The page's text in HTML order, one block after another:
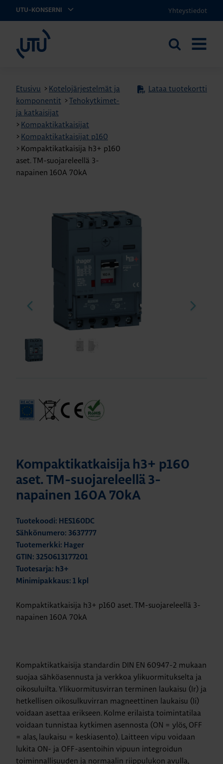
UTU-KONSERNI Yhteystiedot
Etsi
Etusivu > Kotelojärjestelmät ja
komponentit >Tehokytkimet-
ja katkaisijat
> Kompaktikatkaisijat
> Kompaktikatkaisijat p160
> Kompaktikatkaisija h3+ p160
aset. TM-suojareleellä 3-
napainen 160A 70kA
Lataa tuotekortti
Kompaktikatkaisija h3+ p160
aset. TM-suojareleellä 3-
napainen 160A 70kA
Tuotekoodi: HES160DC
Sähkönumero: 3637777
Tuotemerkki: Hager
GTIN: 3250613177201
Tuotesarja: h3+
Minimipakkaus: 1 kpl
Kompaktikatkaisija h3+ p160 aset. TM-suojareleellä 3-
napainen 160A 70kA
Kompaktikatkaisija standardin DIN EN 60947-2 mukaan
suojaa sähköasennusta ja verkkoa ylikuormitukselta ja
oikosuluilta. Ylikuormitusvirran terminen laukaisu (Ir) ja
hetkellisen oikosulkuvirran magneettinen laukaisu (Ii)
voidaan asettaa erikseen. Kolme erilaista toimintatilaa
voidaan tunnistaa kytkimen asennosta (ON = ylös, OFF
= alas, laukaisu = keskiasento). Laitteen vipu voidaan
lukita ON- ja OFF-asentoihin vipuun integroidun
toiminnallisuuden ja normaalin riippulukon avulla,